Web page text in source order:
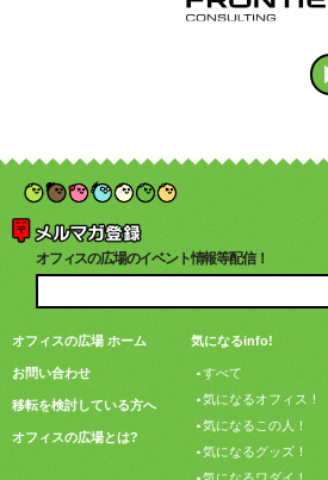
オフィスの広場のイベント情報等配信！
オフィスの広場 ホーム
お問い合わせ
移転を検討している方へ
オフィスの広場とは?
気になるinfo!
すべて
気になるオフィス！
気になるこの人！
気になるグッズ！